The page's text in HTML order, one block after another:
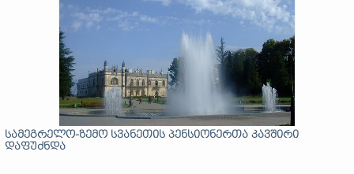
სამეგრელო-ზემო სვანეთის პენსიონერთა კავშირი
დაფუძნდა